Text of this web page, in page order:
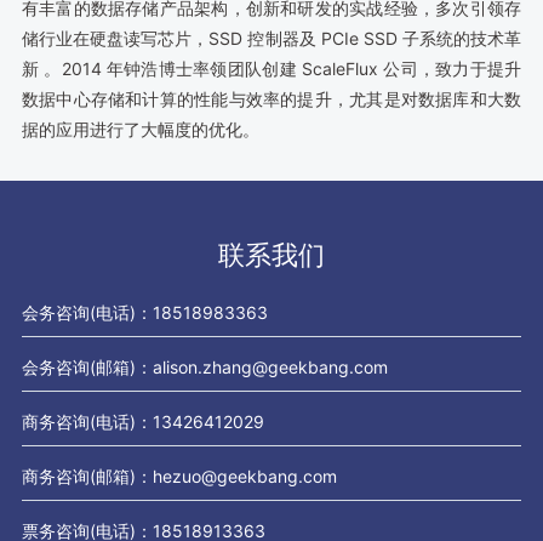
有丰富的数据存储产品架构，创新和研发的实战经验，多次引领存
储行业在硬盘读写芯片，SSD 控制器及 PCIe SSD 子系统的技术革
新 。2014 年钟浩博士率领团队创建 ScaleFlux 公司，致力于提升
数据中心存储和计算的性能与效率的提升，尤其是对数据库和大数
据的应用进行了大幅度的优化。
联系我们
会务咨询(电话)：18518983363
会务咨询(邮箱)：alison.zhang@geekbang.com
商务咨询(电话)：13426412029
商务咨询(邮箱)：hezuo@geekbang.com
票务咨询(电话)：18518913363